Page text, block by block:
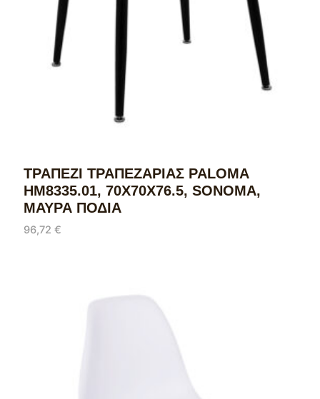
ΤΡΑΠΕΖΙ ΤΡΑΠΕΖΑΡΙΑΣ PALOMA
HM8335.01, 70Χ70X76.5, SONOMA,
ΜΑΥΡΑ ΠΟΔΙΑ
96,72 €